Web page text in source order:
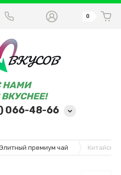
НАМИ
066-48-66
0
Элитный премиум чай